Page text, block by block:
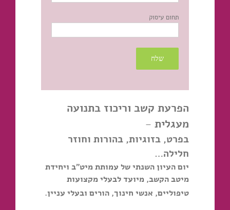
תחום עיסוק
הפרעת קשב וריכוז בתנועה
מעגלית –
בפרט, בזוגיות, בהורות וחוזר
חלילה…
יום העיון השנתי של עמותת מיט"ב ויחידת
מיטב הקשב, מיועד לבעלי מקצועות
טיפוליים, אנשי חינוך, הורים ובעלי עניין.